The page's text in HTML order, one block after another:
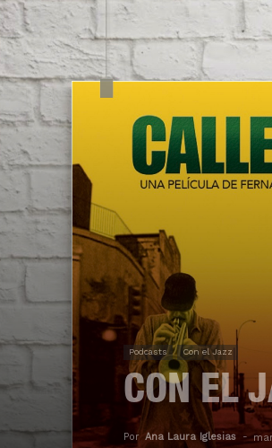
Podcasts Con el Jazz
CON EL
Por Ana Laura Iglesias -